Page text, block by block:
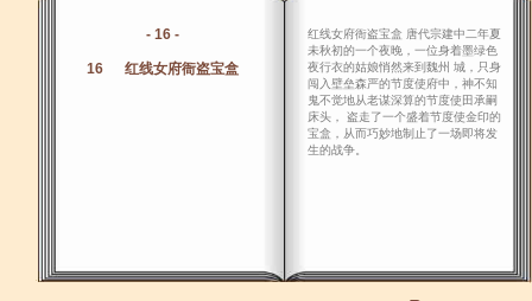
- 16 -
16 红线女府衙盗宝盒
红线女府衙盗宝盒 唐代宗建中二年夏
未秋初的一个夜晚，一位身着墨绿色
夜行衣的姑娘悄然来到魏州 城，只身
闯入壁垒森严的节度使府中，神不知
鬼不觉地从老谋深算的节度使田承嗣
床头， 盗走了一个盛着节度使金印的
宝盒，从而巧妙地制止了一场即将发
生的战争。